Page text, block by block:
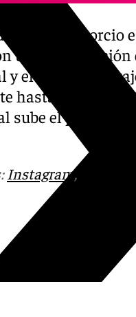
el Consorcio
una bonificación
y el otro
hasta junio de
sube el precio
Instagram,